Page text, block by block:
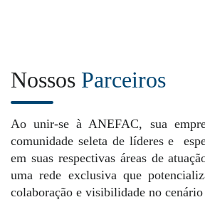
Nossos Parceiros
Ao unir-se à ANEFAC, sua
comunidade seleta de líderes e
em suas respectivas áreas de
uma rede exclusiva que
colaboração e visibilidade no